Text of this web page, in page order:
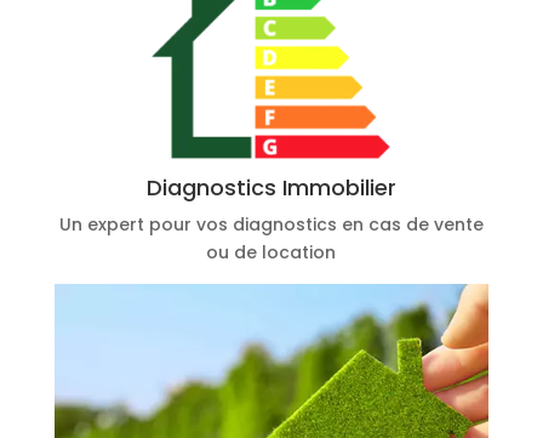
Diagnostics Immobilier
Un expert pour vos diagnostics en cas de vente
ou de location